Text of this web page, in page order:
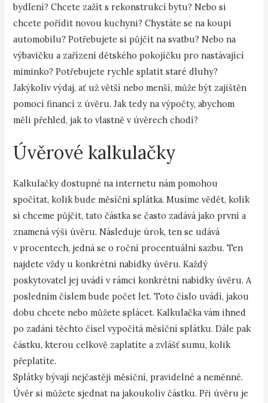
bydlení? Chcete zažít s rekonstrukcí bytu? Nebo si
chcete pořídit novou kuchyni? Chystáte se na koupi
automobilu? Potřebujete si půjčit na svatbu? Nebo na
výbavičku a zařízení dětského pokojíčku pro nastávající
miminko? Potřebujete rychle splatit staré dluhy?
Jakýkoliv výdaj, ať už větší nebo menší, může být zajištěn
pomocí financí z úvěru. Jak tedy na výpočty, abychom
měli přehled, jak to vlastně v úvěrech chodí?
Úvěrové kalkulačky
Kalkulačky dostupné na internetu nám pomohou
spočítat, kolik bude měsíční splátka. Musíme vědět, kolik
si chceme půjčit, tato částka se často zadává jako první a
znamená výši úvěru. Následuje úrok, ten se udává
v procentech, jedná se o roční procentuální sazbu. Ten
najdete vždy u konkrétní nabídky úvěru. Každý
poskytovatel jej uvádí v rámci konkrétní nabídky úvěru. A
posledním číslem bude počet let. Toto číslo uvádí, jakou
dobu chcete nebo můžete splácet. Kalkulačka vám ihned
po zadání těchto čísel vypočítá měsíční splátku. Dále pak
částku, kterou celkově zaplatíte a zvlášť sumu, kolik
přeplatíte.
Splátky bývají nejčastěji měsíční, pravidelné a neměnné.
Úvěr si můžete sjednat na jakoukoliv částku. Při úvěru je